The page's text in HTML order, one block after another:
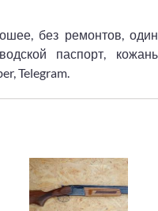
без ремонтов,
паспорт,
Telegram.